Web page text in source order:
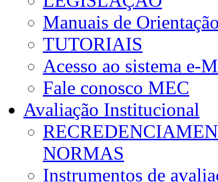
Manuais de
TUTORIAIS
Acesso ao sistema e-
Fale conosco MEC
Avaliação Institucional
NORMAS
Instrumentos de